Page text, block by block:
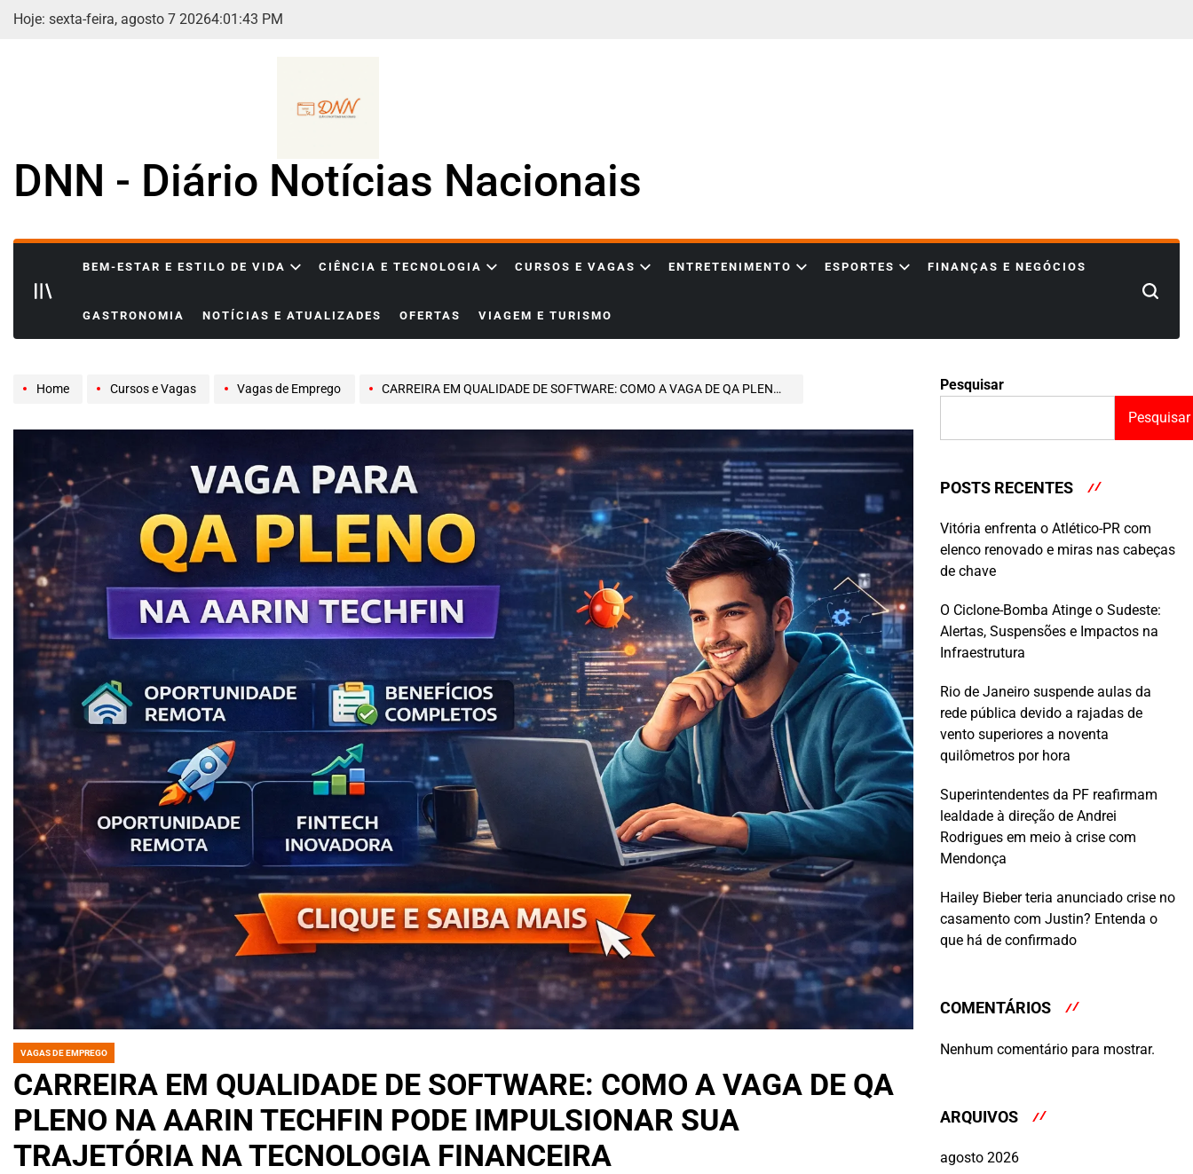
Skip
Hoje: sexta-feira, agosto 7 20264:01 :45 PM
DNN - Diário Notícias Nacionais
BEM-ESTAR E ESTILO DE VIDA CIÊNCIA E TECNOLOGIA CURSOS E VAGAS ENTRETENIMENTO ESPORTES FINANÇAS E NEGÓCIOS
GASTRONOMIA NOTÍCIAS E ATUALIZADES OFERTAS VIAGEM E TURISMO
Search
Home Cursos e Vagas Vagas de Emprego CARREIRA EM QUALIDADE DE SOFTWARE: COMO A VAGA DE QA PLENO NA AARIN TECHFIN PODE IMPULSIONAR SUA TRAJETÓRIA NA TECNOLOGIA FINANCEIRA
POSTED
VAGAS DE EMPREGO
CARREIRA EM QUALIDADE DE SOFTWARE: COMO A VAGA DE QA
PLENO NA AARIN TECHFIN PODE IMPULSIONAR SUA
TRAJETÓRIA NA TECNOLOGIA FINANCEIRA
Pesquisar
Pesquisar
POSTS RECENTES
Vitória enfrenta o Atlético-PR com
elenco renovado e miras nas cabeças
de chave
O Ciclone-Bomba Atinge o Sudeste:
Alertas, Suspensões e Impactos na
Infraestrutura
Rio de Janeiro suspende aulas da
rede pública devido a rajadas de
vento superiores a noventa
quilômetros por hora
Superintendentes da PF reafirmam
lealdade à direção de Andrei
Rodrigues em meio à crise com
Mendonça
Hailey Bieber teria anunciado crise no
casamento com Justin? Entenda o
que há de confirmado
COMENTÁRIOS
Nenhum comentário para mostrar.
ARQUIVOS
agosto 2026